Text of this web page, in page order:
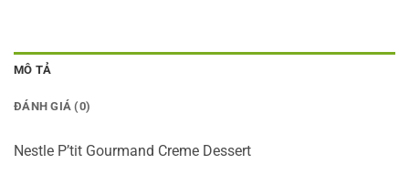
MÔ TẢ
ĐÁNH GIÁ (0)
Nestle P’tit Gourmand Creme Dessert